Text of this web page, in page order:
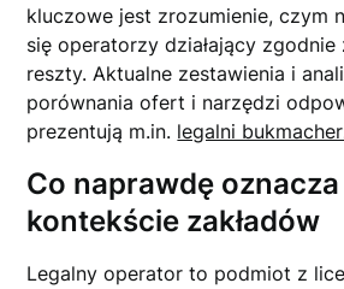
kluczowe jest zrozumienie, czym
się operatorzy działający zgodnie
reszty. Aktualne zestawienia i
porównania ofert i narzędzi
prezentują m.in. legalni
Co naprawdę oznacza
kontekście zakładów
Legalny operator to podmiot z